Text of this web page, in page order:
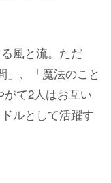
風と流。ただ
」、「魔法のこと
て2人はお互い
ルとして活躍す